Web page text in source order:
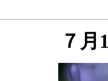
７月